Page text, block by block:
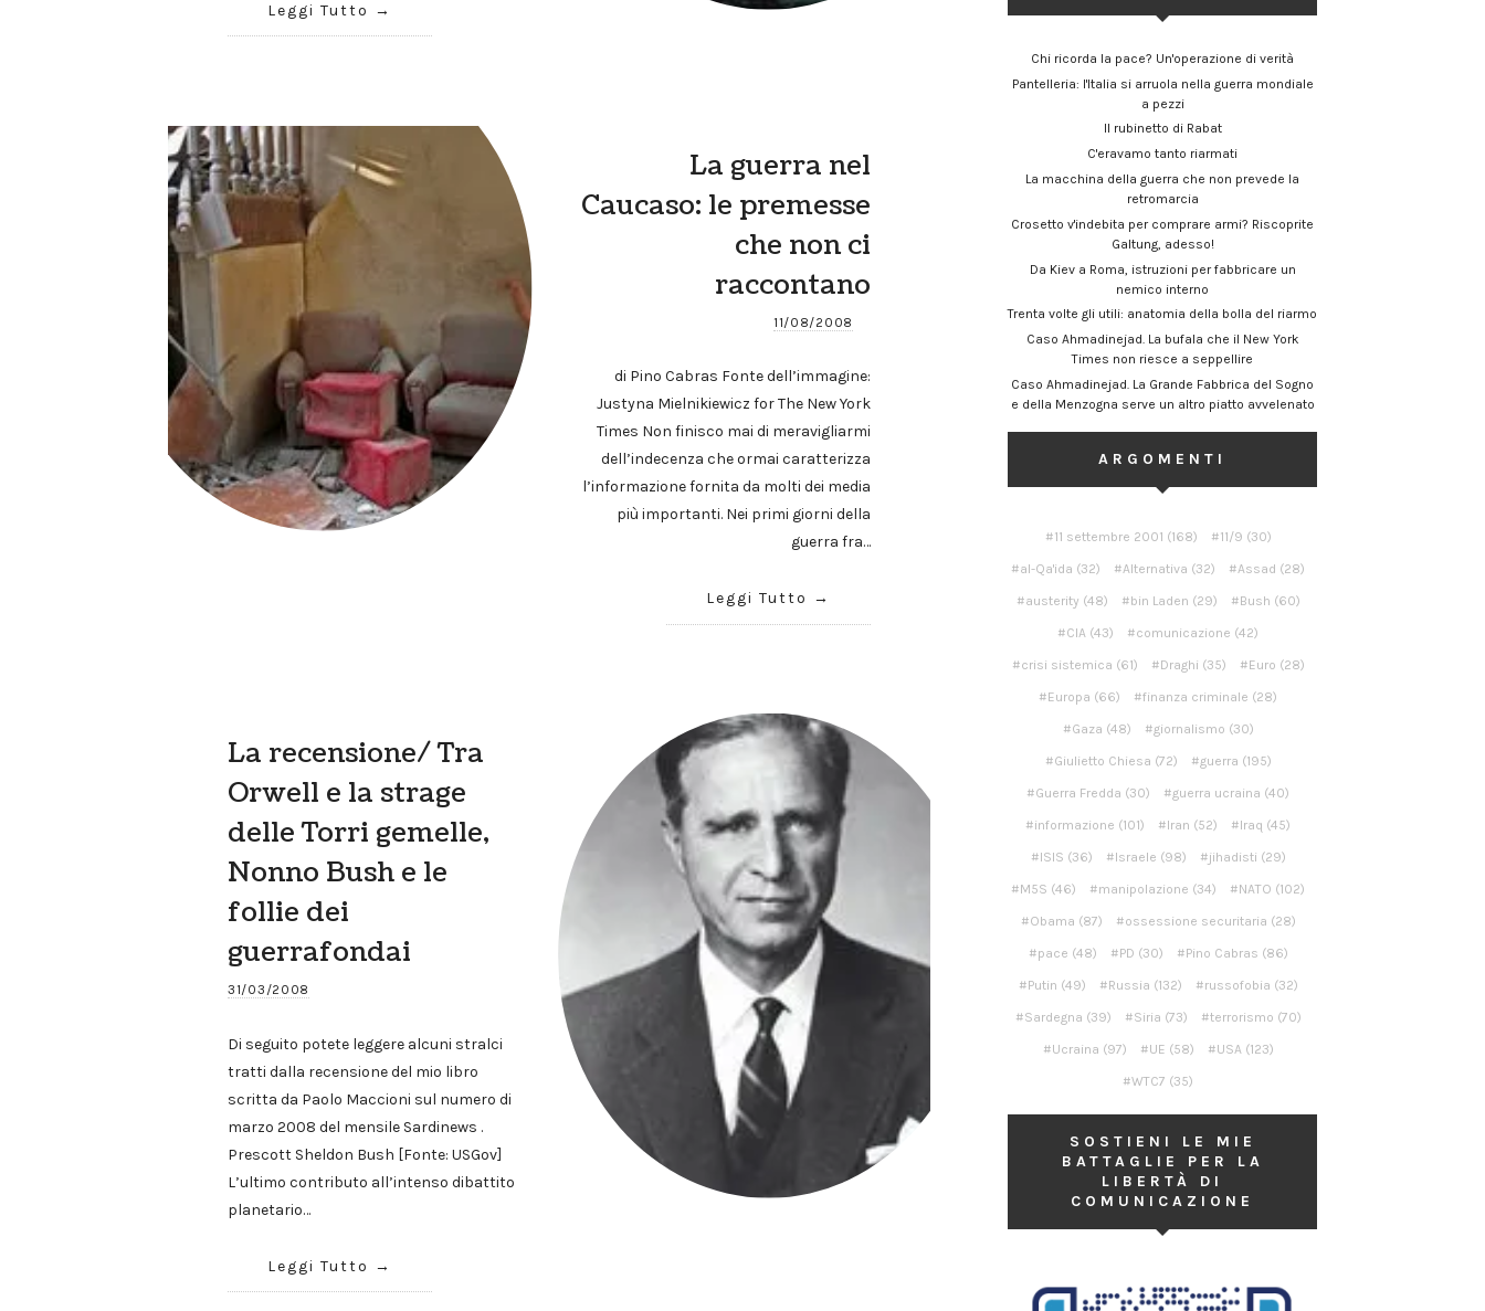
Leggi Tutto
La guerra nel
Caucaso: le premesse
che non ci
raccontano
11/08/2008
di Pino Cabras Fonte dell’immagine:
Justyna Mielnikiewicz for The New York
Times Non finisco mai di meravigliarmi
dell’indecenza che ormai caratterizza
l’informazione fornita da molti dei media
più importanti. Nei primi giorni della
guerra fra…
Leggi Tutto
La recensione/ Tra
Orwell e la strage
delle Torri gemelle,
Nonno Bush e le
follie dei
guerrafondai
31/03/2008
Di seguito potete leggere alcuni stralci
tratti dalla recensione del mio libro
scritta da Paolo Maccioni sul numero di
marzo 2008 del mensile Sardinews .
Prescott Sheldon Bush [Fonte: USGov]
L’ultimo contributo all’intenso dibattito
planetario…
Leggi Tutto
Chi ricorda la pace? Un'operazione di verità
Pantelleria: l'Italia si arruola nella guerra mondiale
a pezzi
Il rubinetto di Rabat
C'eravamo tanto riarmati
La macchina della guerra che non prevede la
retromarcia
Crosetto v'indebita per comprare armi? Riscoprite
Galtung, adesso!
Da Kiev a Roma, istruzioni per fabbricare un
nemico interno
Trenta volte gli utili: anatomia della bolla del riarmo
Caso Ahmadinejad. La bufala che il New York
Times non riesce a seppellire
Caso Ahmadinejad. La Grande Fabbrica del Sogno
e della Menzogna serve un altro piatto avvelenato
ARGOMENTI
11 settembre 2001 (168) 11/9 (30)
al-Qa'ida (32) Alternativa (32) Assad (28)
austerity (48) bin Laden (29) Bush (60)
CIA (43) comunicazione (42)
crisi sistemica (61) Draghi (35) Euro (28)
Europa (66) finanza criminale (28)
Gaza (48) giornalismo (30)
Giulietto Chiesa (72) guerra (195)
Guerra Fredda (30) guerra ucraina (40)
informazione (101) Iran (52) Iraq (45)
ISIS (36) Israele (98) jihadisti (29)
M5S (46) manipolazione (34) NATO (102)
Obama (87) ossessione securitaria (28)
pace (48) PD (30) Pino Cabras (86)
Putin (49) Russia (132) russofobia (32)
Sardegna (39) Siria (73) terrorismo (70)
Ucraina (97) UE (58) USA(123)
WTC7 (35)
SOSTIENI LE MIE
BATTAGLIE PER LA
LIBERTÀ DI
COMUNICAZIONE